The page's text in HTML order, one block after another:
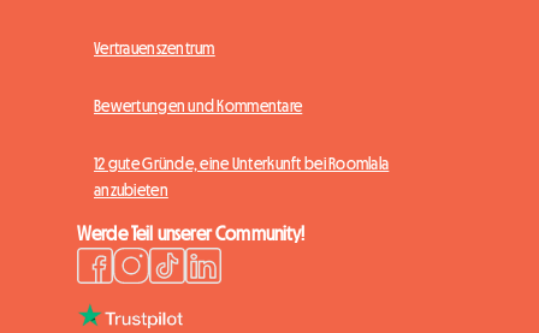
Vertrauenszentrum
Bewertungen und Kommentare
12 gute Gründe, eine Unterkunft bei Roomlala
anzubieten
Werde Teil unserer Community!